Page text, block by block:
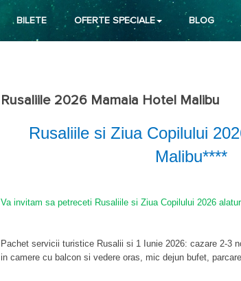
BILETE OFERTE SPECIALE BLOG
Rusaliile 2026 Mamaia Hotel Malibu
Rusaliile si Ziua Copilului
Malibu****
Va invitam sa petreceti Rusaliile si Ziua Copilului 2026
Pachet servicii turistice Rusalii si 1 Iunie 2026: cazare 2-3
in camere cu balcon si vedere oras, mic dejun bufet,